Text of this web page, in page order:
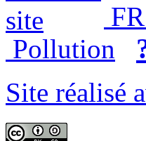
FR
Pollution
Site réalisé